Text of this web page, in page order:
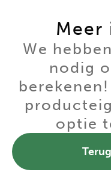
Meer
We
nodig
optie